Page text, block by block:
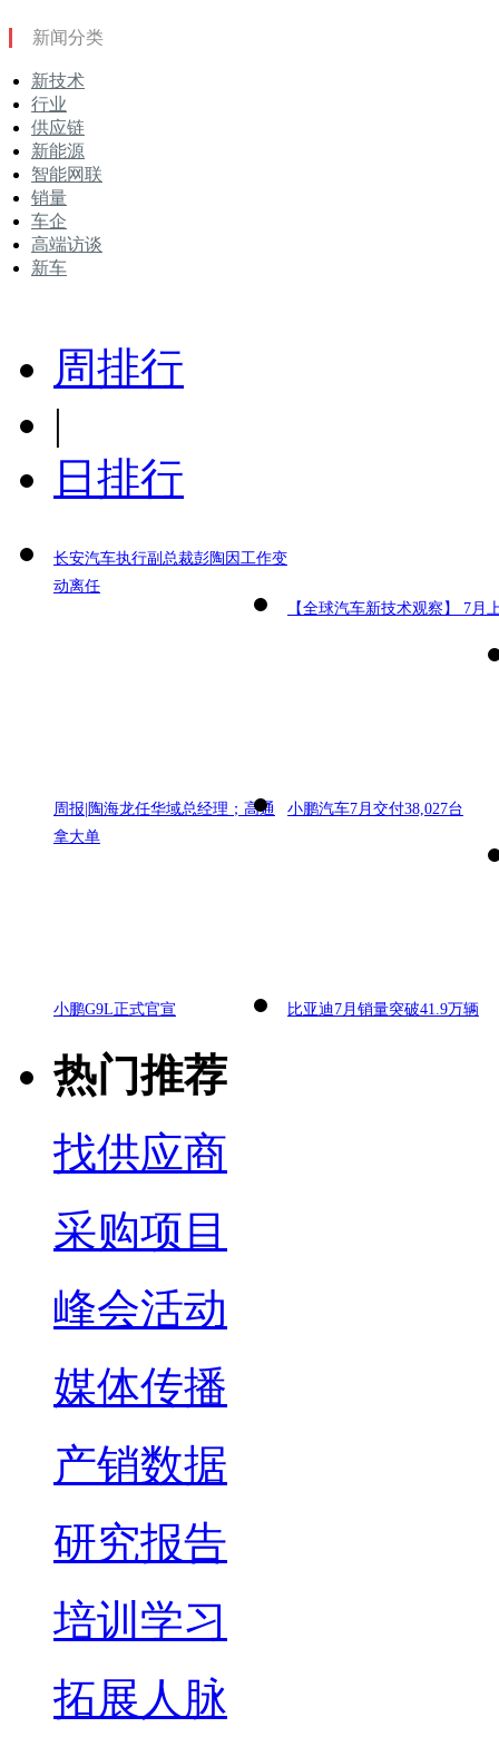
新闻分类
新技术
行业
供应链
新能源
智能网联
销量
车企
高端访谈
新车
周排行
|
日排行
长安汽车执行副总裁彭陶因工作变
动离任
【全球汽车新技术观察】 7月
周报|陶海龙任华域总经理；高通
拿大单
小鹏汽车7月交付38,027台
小鹏G9L正式官宣 比亚迪7月销量突破41.9万辆
热门推荐
找供应商
采购项目
峰会活动
媒体传播
产销数据
研究报告
培训学习
拓展人脉